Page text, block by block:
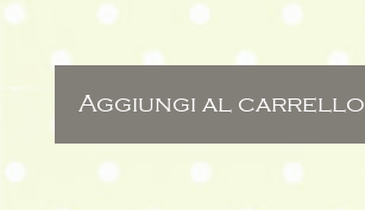
Aggiungi al carrello